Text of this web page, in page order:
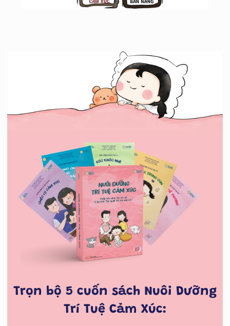
Trọn bộ 5 cuốn sách Nuôi Dưỡng
Trí Tuệ Cảm Xúc: